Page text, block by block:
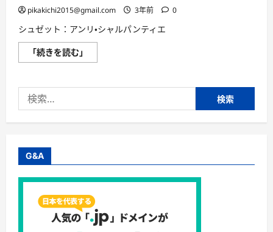
pikakichi2015@gmail.com 3年前 0
シュゼット：アンリ・シャルパンティエ
「続きを読む」
式
シ
ッ
ト：
ャ
パ
テ
ィ
エ
【洋
索:
G&A